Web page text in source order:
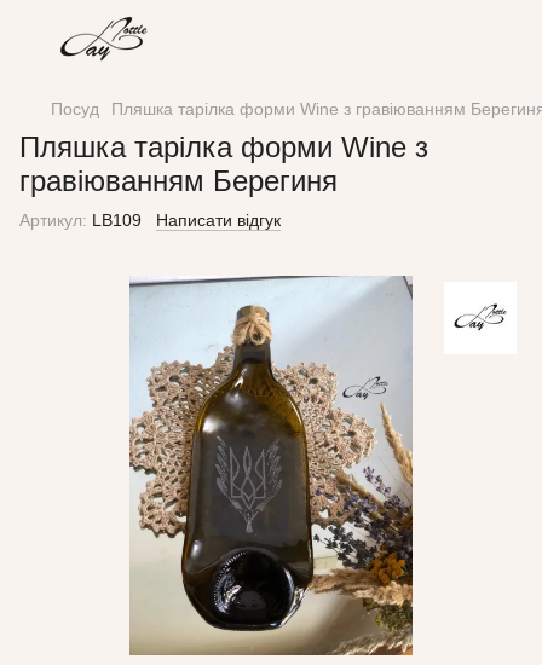
Посуд Пляшка тарілка форми Wine з гравіюванням
Пляшка тарілка форми Wine з
гравіюванням Берегиня
Артикул: LB109 Написати відгук